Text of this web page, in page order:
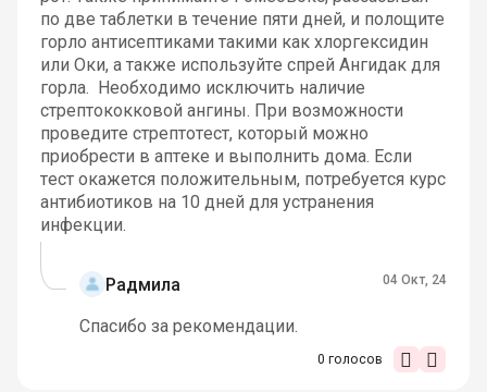
по две таблетки в течение пяти дней, и полощите
горло антисептиками такими как хлоргексидин
или Оки, а также используйте спрей Ангидак для
горла. Необходимо исключить наличие
стрептококковой ангины. При возможности
проведите стрептотест, который можно
приобрести в аптеке и выполнить дома. Если
тест окажется положительным, потребуется курс
антибиотиков на 10 дней для устранения
инфекции.
Радмила 04 Окт, 24
Спасибо за рекомендации.
0 голосов